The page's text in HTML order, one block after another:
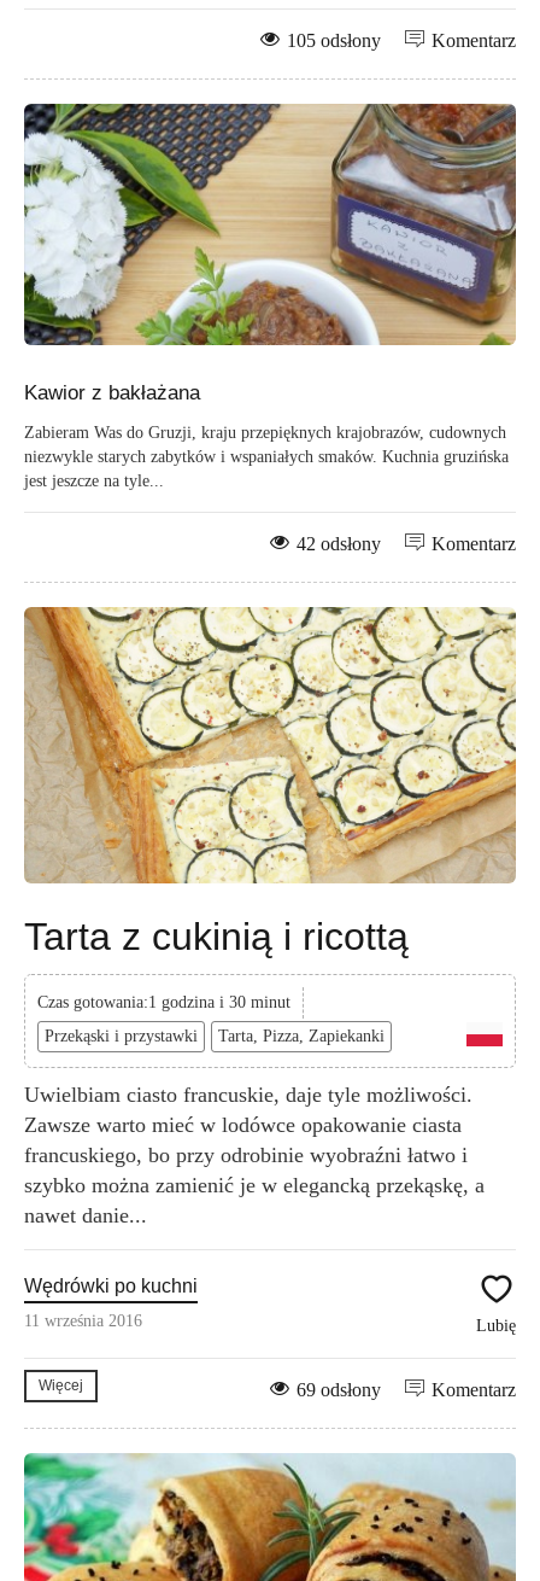
Komentarz
105 odsłony
Kawior z bakłażana
Zabieram Was do Gruzji, kraju przepięknych krajobrazów, cudownych
niezwykle starych zabytków i wspaniałych smaków. Kuchnia gruzińska
jest jeszcze na tyle...
Komentarz
42 odsłony
Tarta z cukinią i ricottą
Czas gotowania:1 godzina i 30 minut
Przekąski i przystawki
Tarta, Pizza, Zapiekanki
Uwielbiam ciasto francuskie, daje tyle możliwości.
Zawsze warto mieć w lodówce opakowanie ciasta
francuskiego, bo przy odrobinie wyobraźni łatwo i
szybko można zamienić je w elegancką przekąskę, a
nawet danie...
Wędrówki po kuchni
11 września 2016 Lubię
Więcej Komentarz
69 odsłony